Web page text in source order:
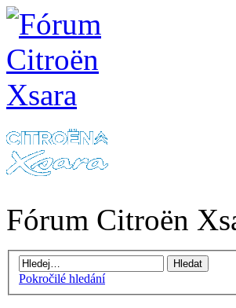
Fórum Citroën
Pokročilé hledání